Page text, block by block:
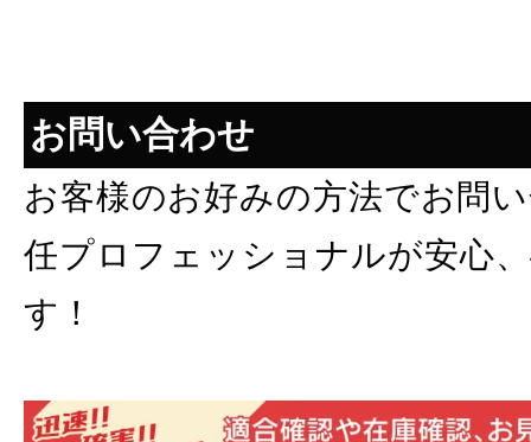
お問い合わせ
お客様のお好みの方法でお問
任プロフェッショナルが安心
す！